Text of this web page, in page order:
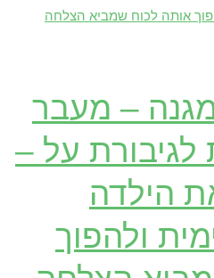
– מעבר
לגיבורת על –
הילדה
ולהפוך